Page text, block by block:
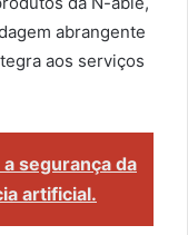
abrangente
aos serviços
segurança da
artificial.